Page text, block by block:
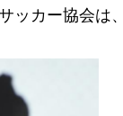
ッカー協会は